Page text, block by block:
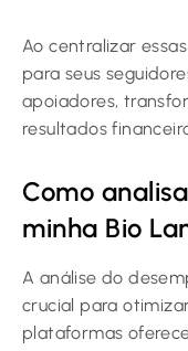
Ao centralizar
para seus
apoiadores,
resultados
Como
minha Bio
A análise do
crucial para
plataformas